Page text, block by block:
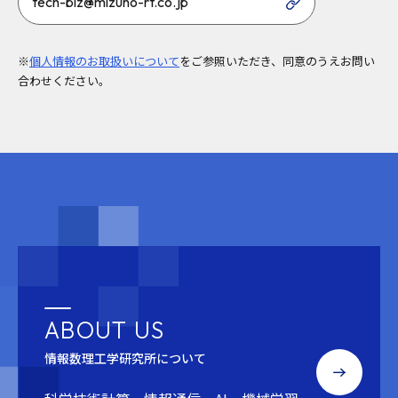
※個人情報のお取扱いについてをご参照いただき、同意のうえお問い
合わせください。
ABOUT US
情報数理工学研究所について